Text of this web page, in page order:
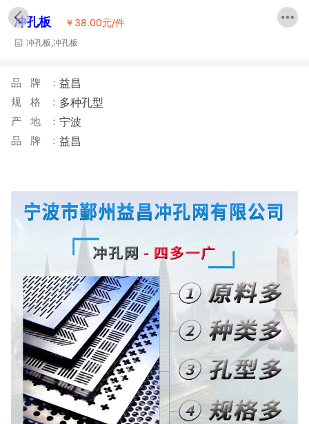
冲孔板 ￥ 38.00元/件
冲孔板,冲孔板
品牌： 益昌
规格： 多种孔型
产地： 宁波
品牌： 益昌